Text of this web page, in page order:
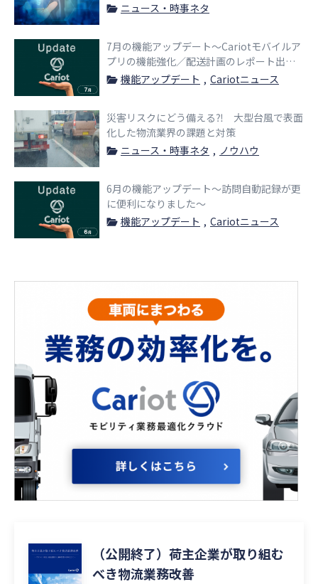
ニュース・時事ネタ
7月の機能アップデート～Cariotモバイルア
プリの機能強化／配送計画のレポート出力
が新機能に追加～
機能アップデート Cariotニュース
災害リスクにどう備える⁈ 大型台風で表面
化した物流業界の課題と対策
ニュース・時事ネタ
ノウハウ
6月の機能アップデート〜訪問自動記録が更
に便利になりました〜
機能アップデート
Cariotニュース
（公開終了）荷主企業が取り組む
べき物流業務改善